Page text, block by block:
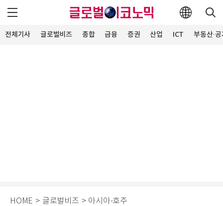
전체기사 글로벌비즈 종합 금융 증권 산업 ICT 부동산·
HOME > 글로벌비즈 > 아시아·호주